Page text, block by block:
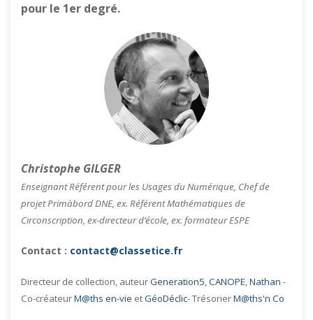
pour le 1er degré.
Christophe GILGER
Enseignant Référent pour les Usages du Numérique, Chef de
projet Primàbord DNE, ex. Référent Mathématiques de
Circonscription, ex-directeur d’école, ex. formateur ESPE
Contact : contact@classetice.fr
Directeur de collection, auteurGeneration5,CANOPE,Nathan -
Co-créateurM@ths en-vie etGéoDéclic- TrésorierM@ths'n Co